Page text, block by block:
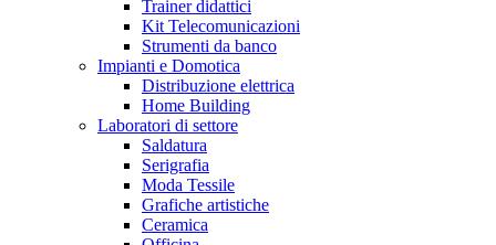
Trainer didattici
Kit Telecomunicazioni
Strumenti da banco
Impianti e Domotica
Distribuzione elettrica
Home Building
Laboratori di settore
Saldatura
Serigrafia
Moda Tessile
Grafiche artistiche
Ceramica